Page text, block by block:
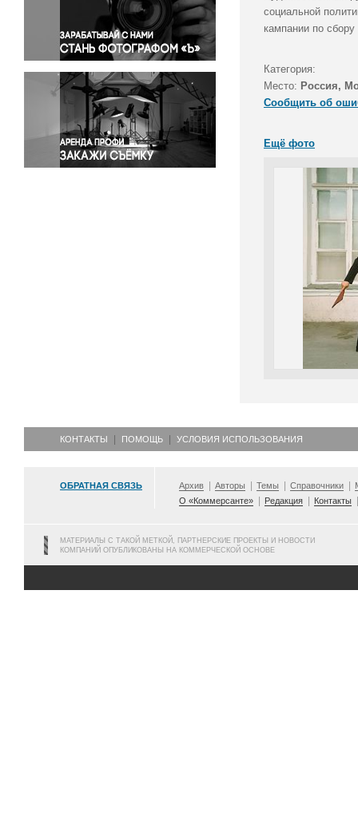
Правосудие
Происшествия и конфликты
Религия
Светская жизнь
Спорт
Экология
Экономика и бизнес
социальной
кампании по
Категория:
Место: Россия,
Сообщить об
Ещё фото
КОНТАКТЫ ПОМОЩЬ УСЛОВИЯ ИСПОЛЬЗОВАНИЯ
ОБРАТНАЯ СВЯЗЬ Архив Авторы Темы Справочники
О «Коммерсанте»
Редакция Контакты
МАТЕРИАЛЫ С ТАКОЙ МЕТКОЙ, ПАРТНЕРСКИЕ ПРОЕКТЫ И НОВОСТИ
КОМПАНИЙ ОПУБЛИКОВАНЫ НА КОММЕРЧЕСКОЙ ОСНОВЕ